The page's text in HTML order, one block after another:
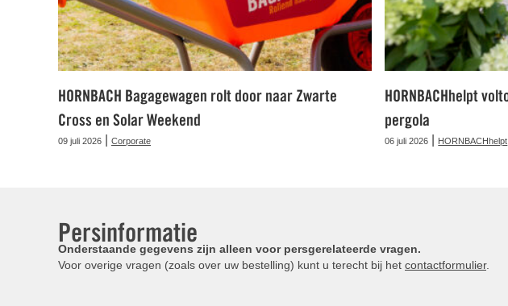
HORNBACH Bagagewagen rolt door naar Zwarte
Cross en Solar Weekend
09 juli 2026 Corporate
HORNBACHhelpt
pergola
06 juli 2026 HORNBACHhelpt
Persinformatie
Onderstaande gegevens zijn alleen voor persgerelateerde vragen.
Voor overige vragen (zoals over uw bestelling) kunt u terecht bij het contactformulier.